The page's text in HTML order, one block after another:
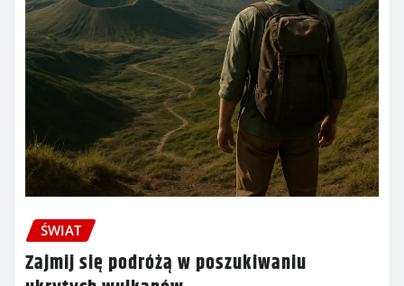
ŚWIAT
Zajmij się podróżą w poszukiwaniu